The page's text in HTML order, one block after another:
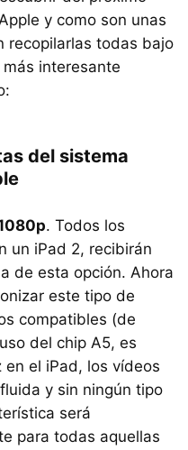
y como son unas
recopilarlas todas bajo
interesante
del sistema
. Todos los
un iPad 2, recibirán
de esta opción. Ahora
este tipo de
compatibles (de
del chip A5, es
el iPad, los vídeos
y sin ningún tipo
será
para todas aquellas